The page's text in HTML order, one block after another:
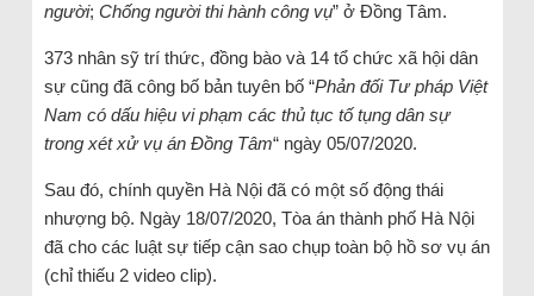
người; Chống người thi hành công vụ” ở Đồng Tâm.
373 nhân sỹ trí thức, đồng bào và 14 tổ chức xã hội dân
sự cũng đã công bố bản tuyên bố “Phản đối Tư pháp Việt
Nam có dấu hiệu vi phạm các thủ tục tố tụng dân sự
trong xét xử vụ án Đồng Tâm“ ngày 05/07/2020.
Sau đó, chính quyền Hà Nội đã có một số động thái
nhượng bộ. Ngày 18/07/2020, Tòa án thành phố Hà Nội
đã cho các luật sự tiếp cận sao chụp toàn bộ hồ sơ vụ án
(chỉ thiếu 2 video clip).